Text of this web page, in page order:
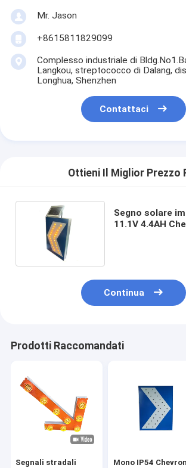
Mr. Jason
+8615811829099
Complesso industriale di
Langkou, streptococco di Dalang,
Longhua, Shenzhen
Contattaci
Ottieni Il Miglior Prezzo
Segno solare
11.1V 4.4AH
Continua
Prodotti Raccomandati
Segnali stradali
Mono IP54 Chevron